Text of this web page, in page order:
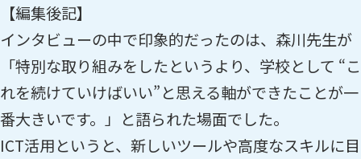
【編集後記】
インタビューの中で印象的だったのは、森川先生が
「特別な取り組みをしたというより、学校として “こ
れを続けていけばいい”と思える軸ができたことが一
番大きいです。」と語られた場面でした。
ICT活用というと、新しいツールや高度なスキルに目